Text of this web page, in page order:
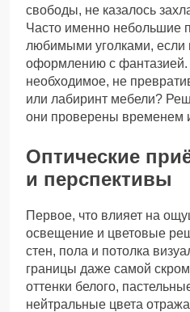
свободы, не казалось
Часто именно небольшие
любимыми уголками, если
оформлению с фантазией.
необходимое, не
или лабиринт мебели?
они проверены временем
Оптические
и перспективы
Первое, что влияет на
освещение и цветовые
стен, пола и потолка
границы даже самой
оттенки белого,
нейтральные цвета